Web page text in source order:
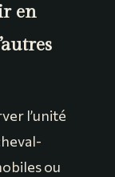
en
l’unité
ou